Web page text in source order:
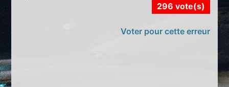
296 vote(s)
Voter pour cette erreur